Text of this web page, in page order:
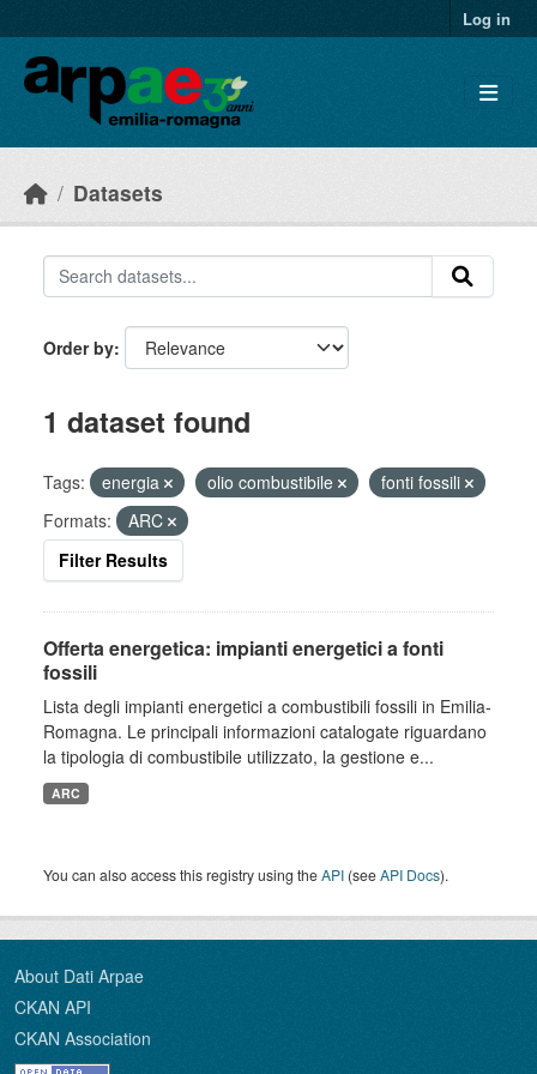
Log in
Datasets
Order by
1 dataset found
Tags: energia olio combustibile
fonti fossili
Formats:
ARC
Filter Results
Offerta energetica: impianti energetici a fonti
fossili
Lista degli impianti energetici a combustibili fossili in Emilia-
Romagna. Le principali informazioni catalogate riguardano
la tipologia di combustibile utilizzato, la gestione e...
ARC
You can also access this registry using theAPI (seeAPI Docs).
About Dati Arpae
CKAN API
CKAN Association